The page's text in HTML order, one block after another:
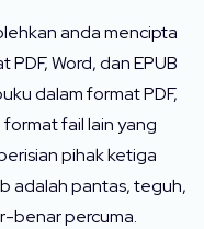
anda mencipta
Word, dan EPUB
dalam format PDF,
fail lain yang
pihak ketiga
adalah pantas, teguh,
benar percuma.